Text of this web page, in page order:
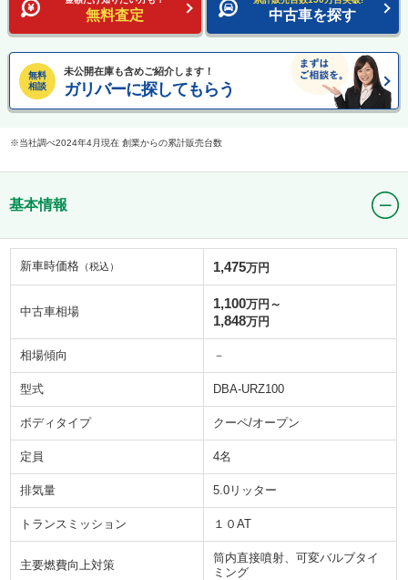
無料査定 中古車を探す
無料
相談
未公開在庫も含めご紹介します！
ガリバーに探してもらう
当社調べ2024年4月現在 創業からの累計販売台数
基本情報
新車時価格 （税込） 1,475万円
中古車相場
1,100万円～
1,848万円
相場傾向 －
型式 DBA-URZ100
ボディタイプ クーペ/オープン
定員 4名
排気量 5.0リッター
トランスミッション １０AT
主要燃費向上対策
筒内直接噴射、可変バルブタイ
ミング